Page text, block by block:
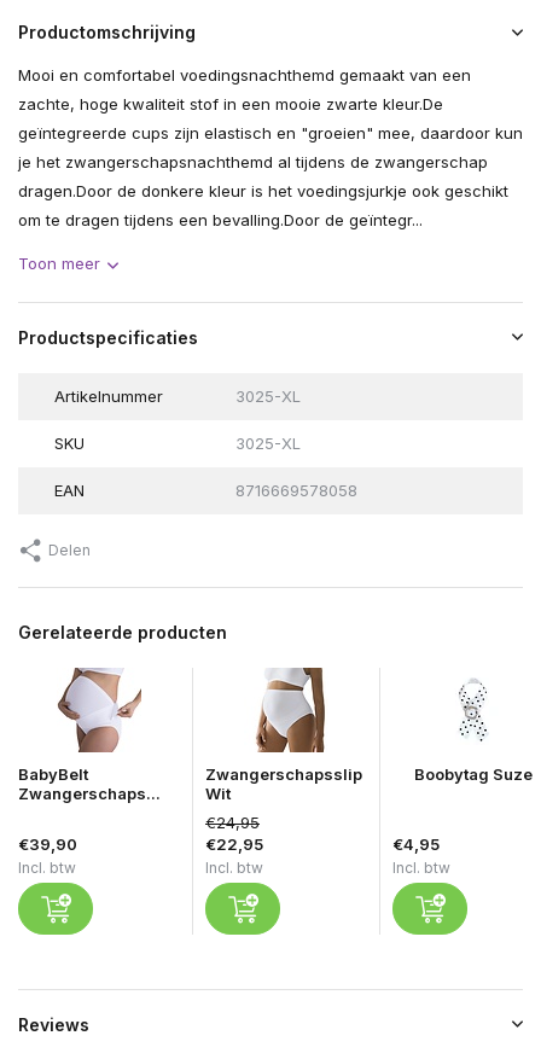
Productomschrijving
Mooi en comfortabel voedingsnachthemd gemaakt van een
zachte, hoge kwaliteit stof in een mooie zwarte kleur.De
geïntegreerde cups zijn elastisch en "groeien" mee, daardoor kun
je het zwangerschapsnachthemd al tijdens de zwangerschap
dragen.Door de donkere kleur is het voedingsjurkje ook geschikt
om te dragen tijdens een bevalling.Door de geïntegr...
Toon meer
Productspecificaties
Artikelnummer 3025-XL
SKU 3025-XL
EAN 8716669578058
Delen
Gerelateerde producten
BabyBelt
Zwangerschaps...
€39,90
Incl. btw
Zwangerschapsslip
Wit
€24,95
€22,95
Incl. btw
Boobytag Suze
€4,95
Incl. btw
Reviews